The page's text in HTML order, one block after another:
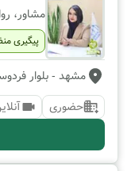
مشاور،
پیگیری
مشهد - بلوار
حضوری